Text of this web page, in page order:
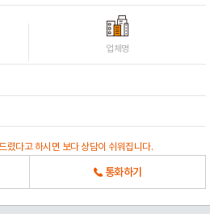
업체명
렸다고 하시면 보다 상담이 쉬워집니다.
통화하기